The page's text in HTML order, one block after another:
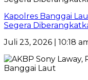
Kapolres Banggai
Segera
Juli 23, 2026 | 10:18